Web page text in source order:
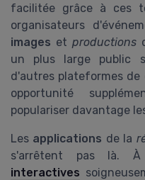
facilitée grâce à ces
organisateurs
images etproductions
un plus large public
d'autres plateformes de
opportunité
populariser davantage
Les applications de la
s'arrêtent pas là.
interactives